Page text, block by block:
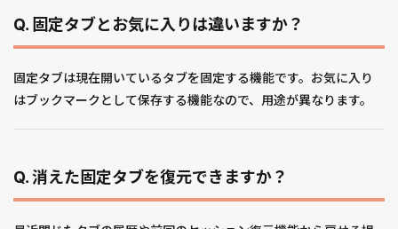
Q. 固定タブとお気に入りは違いますか？
固定タブは現在開いているタブを固定する機能です。お気に入り
はブックマークとして保存する機能なので、用途が異なります。
Q. 消えた固定タブを復元できますか？